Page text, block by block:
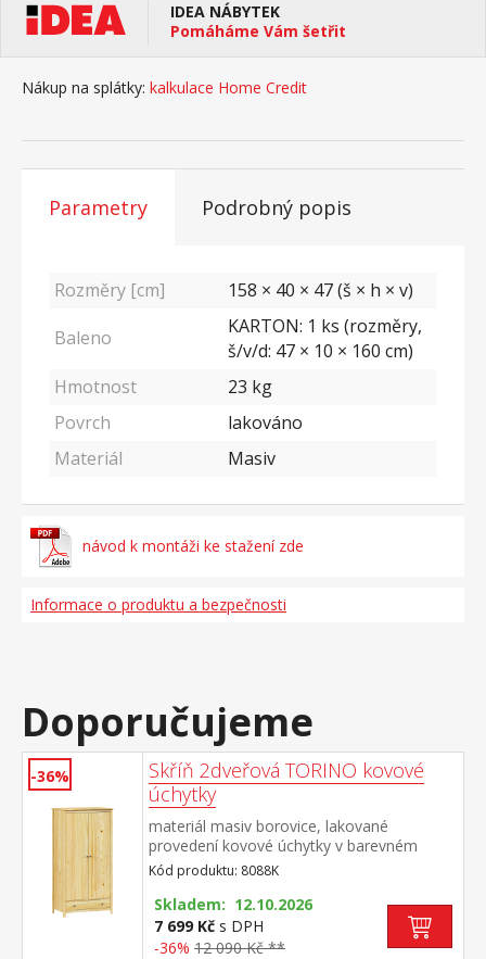
IDEA NÁBYTEK
Pomáháme Vám šetřit
Nákup na splátky: kalkulace Home Credit
Parametry Podrobný popis
Rozměry [cm]
158 × 40 × 47 (š × h × v)
Baleno
KARTON: 1 ks (rozměry,
š/v/d: 47 × 10 × 160 cm)
Hmotnost
23 kg
Povrch
lakováno
Materiál
Masiv
návod k montáži ke stažení zde
Informace o produktu a bezpečnosti
Doporučujeme
-36%
Skříň 2dveřová TORINO kovové
úchytky
materiál masiv borovice, lakované
provedení kovové úchytky v barevném
provedení černěná mosaz šatní skříň
vybavená šatní tyčí a policí ve spodní části
zásuvka s kovovými pojezdy doporučený
nástavec 8188K
Kód produktu: 8088K
Skladem: 12.10.2026
7 699 Kč s DPH
-36% 12 090 Kč **